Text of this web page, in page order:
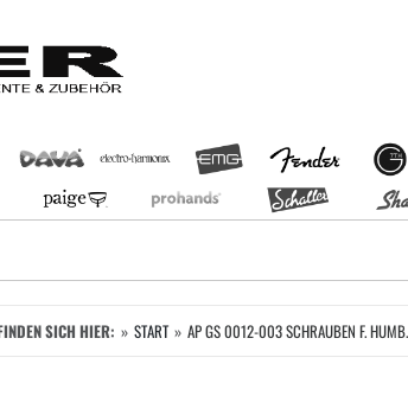
SICH HIER: START AP GS 0012-003 SCHRAUBEN F.